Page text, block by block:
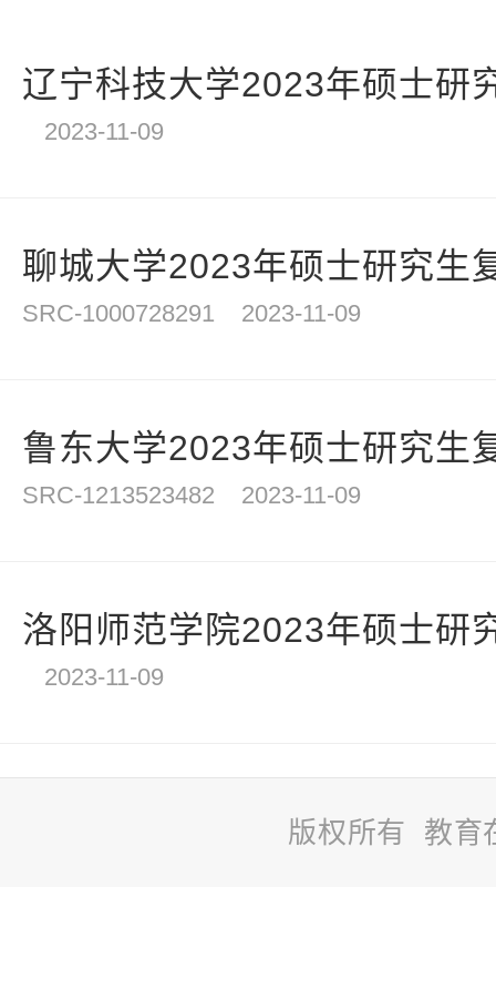
辽宁科技大学2023年硕士研
2023-11-09
聊城大学2023年硕士研究生
SRC-1000728291 2023-11-09
鲁东大学2023年硕士研究生
SRC-1213523482 2023-11-09
洛阳师范学院2023年硕士研
2023-11-09
版权所有 教育